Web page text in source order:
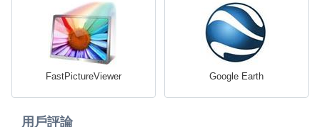
FastPictureViewer Google Earth
用戶評論